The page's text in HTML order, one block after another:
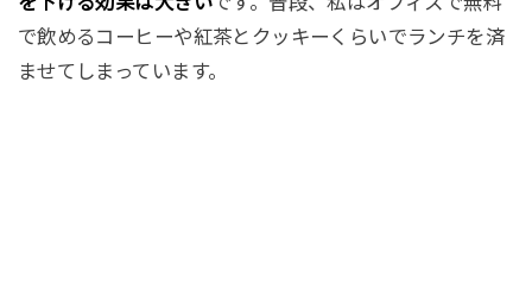
で飲めるコーヒーや紅茶とクッキーくらいでランチを済
ませてしまっています。